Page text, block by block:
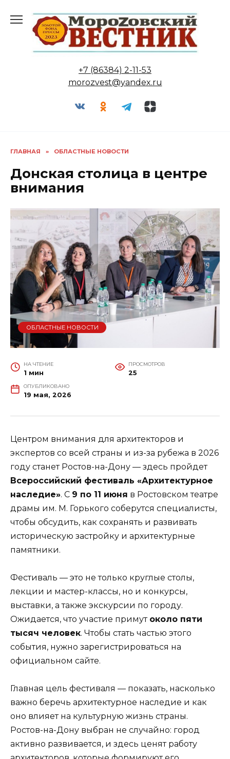
содержанию
+7 (86384) 2-11-53
morozvest@yandex.ru
ГЛАВНАЯ » ОБЛАСТНЫЕ НОВОСТИ
Донская столица в центре
внимания
ОБЛАСТНЫЕ НОВОСТИ
НА ЧТЕНИЕ
1 мин
ПРОСМОТРОВ
25
ОПУБЛИКОВАНО
19 мая, 2026
Центром внимания для архитекторов и
экспертов со всей страны и из-за рубежа в 2026
году станет Ростов-на-Дону — здесь пройдет
Всероссийский фестиваль «Архитектурное
наследие». С 9 по 11 июня в Ростовском театре
драмы им. М. Горького соберутся специалисты,
чтобы обсудить, как сохранять и развивать
историческую застройку и архитектурные
памятники.
Фестиваль — это не только круглые столы,
лекции и мастер-классы, но и конкурсы,
выставки, а также экскурсии по городу.
Ожидается, что участие примут около пяти
тысяч человек. Чтобы стать частью этого
события, нужно зарегистрироваться на
официальном сайте.
Главная цель фестиваля — показать, насколько
важно беречь архитектурное наследие и как
оно влияет на культурную жизнь страны.
Ростов-на-Дону выбран не случайно: город
активно развивается, и здесь ценят работу